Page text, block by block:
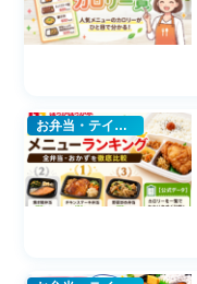
お弁当・テイクアウト